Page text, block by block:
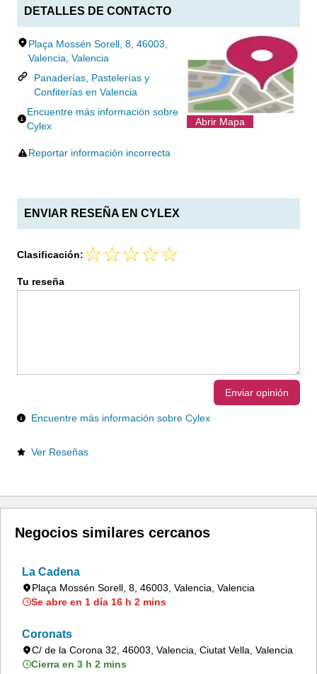
DETALLES DE CONTACTO
Plaça Mossén Sorell, 8, 46003,
Valencia, Valencia
Panaderías, Pastelerías y
Confiterías en Valencia
Encuentre más información sobre
Cylex
Reportar información incorrecta
Abrir Mapa
ENVIAR RESEÑA EN CYLEX
Clasificación:
Tu reseña
Enviar opinión
Encuentre más información sobre Cylex
Ver Reseñas
Negocios similares cercanos
La Cadena
Plaça Mossén Sorell, 8, 46003, Valencia, Valencia
Se abre en 1 día 16 h 2 mins
Coronats
C/ de la Corona 32, 46003, Valencia, Ciutat Vella, Valencia
Cierra en 3 h 2 mins